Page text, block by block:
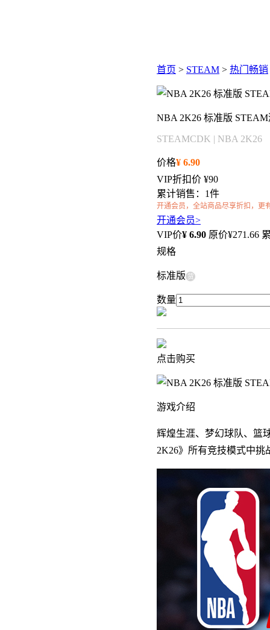
首页 > STEAM > 热门畅销
NBA 2K26 标准版
STEAMCDK | NBA 2K26
价格¥ 6.90
VIP折扣价 ¥90
累计销售：1件
开通会员，全站商品尽享折扣，更
开通会员>
VIP价¥ 6.90 原价¥271.66
规格
标准版 货
数量
点击购买
游戏介绍
辉煌生涯、梦幻球队、篮
2K26》所有竞技模式中